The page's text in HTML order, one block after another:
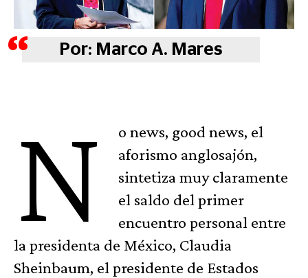
Por: Marco A. Mares
N
o news, good news, el
aforismo anglosajón,
sintetiza muy claramente
el saldo del primer
encuentro personal entre
la presidenta de México, Claudia
Sheinbaum, el presidente de Estados